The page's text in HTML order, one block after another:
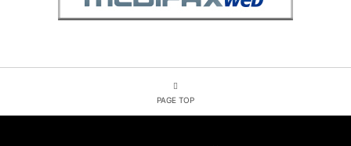
PAGE TOP